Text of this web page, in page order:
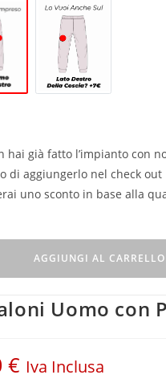
hai già fatto l’impianto con
di aggiungerlo nel check out
uno sconto in base alla
AGGIUNGI AL CARRELLO
Uomo con
€ Iva Inclusa